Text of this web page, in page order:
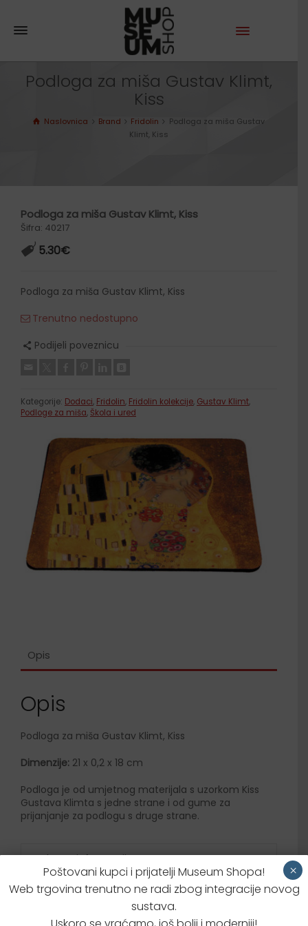
Podloga za miša Gustav Klimt,
Kiss
Naslovnica Brand Fridolin
Podloga za miša Gustav
Klimt, Kiss
Podloga za miša Gustav Klimt, Kiss
Šifra: 40217
5.30€
Podloga za miša Gustav Klimt, Kiss
Trenutno nedostupno
Podijeli poveznicu
Kategorije: Dodaci, Fridolin, Fridolin kolekcije, Gustav Klimt,
Podloge za miša, Škola i ured
Opis
Opis
Podloga za miša Gustav Klimt, Kiss
Dimenzije: 21 x 0,2 x 18 cm
Podloga je od umjetnog materijala s uzorkom Kiss
Gustava Klimta s jedne strane i od gume za
prijanjanje za podlogu s druge strane.
Dodatne informacije
Brzi upit za proizvodom
Poštovani kupci i prijatelji Museum Shopa!
Web trgovina trenutno ne radi zbog integracije novog
sustava.
×